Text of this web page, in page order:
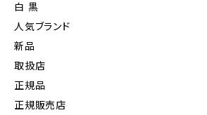
白 黒
人気ブランド
新品
取扱店
正規品
正規販売店